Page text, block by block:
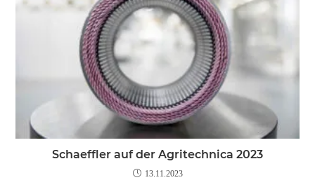
Schaeffler auf der Agritechnica 2023
13.11.2023